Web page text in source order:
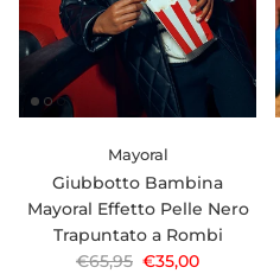
Mayoral
Giubbotto Bambina
Mayoral Effetto Pelle Nero
Trapuntato a Rombi
Prezzo normale
€65,95 Prezzo di vendita
€35,00